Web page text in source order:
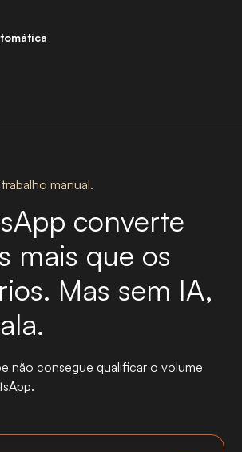
manual.
converte
mais que os
Mas sem IA,
não consegue qualificar o volume